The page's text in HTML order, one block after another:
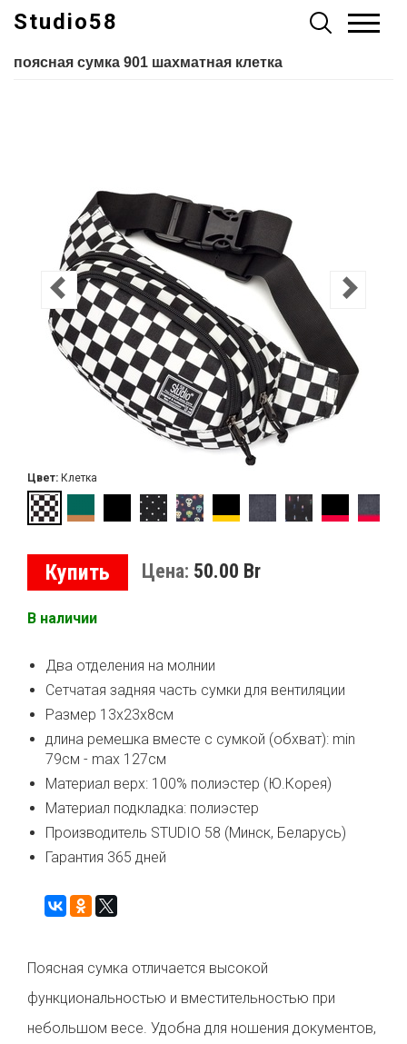
Studio58
поясная сумка 901 шахматная клетка
Цвет: Клетка
Купить Цена: 50.00 Br
В наличии
Два отделения на молнии
Сетчатая задняя часть сумки для вентиляции
Размер 13х23х8см
длина ремешка вместе с сумкой (обхват): min
79см - max 127см
Материал верх: 100% полиэстер (Ю.Корея)
Материал подкладка: полиэстер
Производитель STUDIO 58 (Минск, Беларусь)
Гарантия 365 дней
Поясная сумка отличается высокой
функциональностью и вместительностью при
небольшом весе. Удобна для ношения документов,